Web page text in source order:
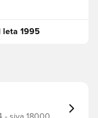
leta 1995